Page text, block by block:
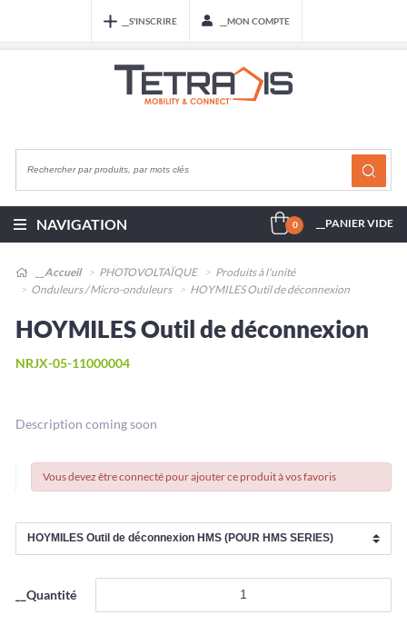
__S'INSCRIRE __MON COMPTE
NAVIGATION 0 __PANIER VIDE
__Accueil PHOTOVOLTAÏQUE
Produits à l'unité
Onduleurs / Micro-onduleurs
HOYMILES Outil de déconnexion
HOYMILES Outil de déconnexion
NRJX-05-11000004
Description coming soon
Vous devez être connecté pour ajouter ce produit à vos favoris
__Quantité